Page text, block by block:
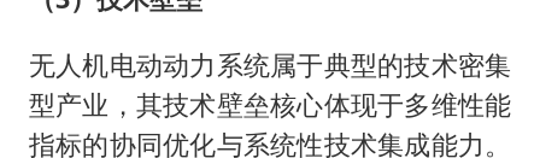
无人机电动动力系统属于典型的技术密集
型产业，其技术壁垒核心体现于多维性能
指标的协同优化与系统性技术集成能力。